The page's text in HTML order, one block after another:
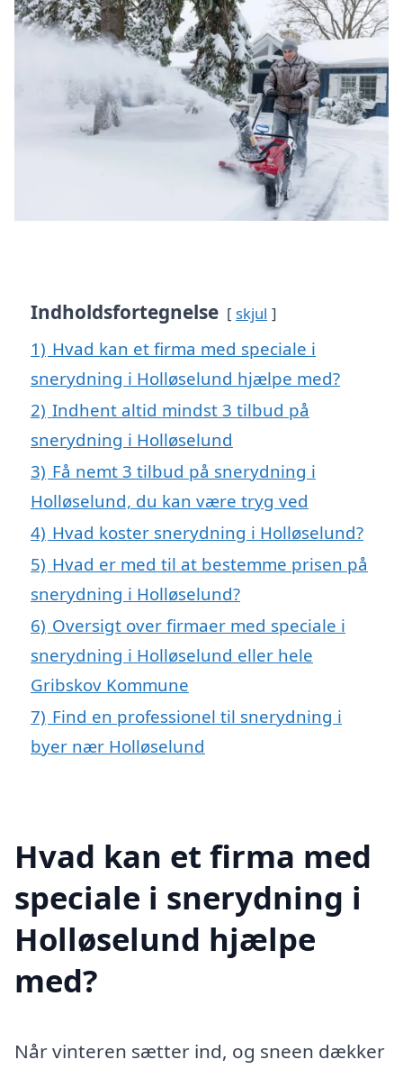
Indholdsfortegnelse skjul
1) Hvad kan et firma med speciale i
snerydning i Holløselund hjælpe med?
2) Indhent altid mindst 3 tilbud på
snerydning i Holløselund
3) Få nemt 3 tilbud på snerydning i
Holløselund, du kan være tryg ved
4) Hvad koster snerydning i Holløselund?
5) Hvad er med til at bestemme prisen på
snerydning i Holløselund?
6) Oversigt over firmaer med speciale i
snerydning i Holløselund eller hele
Gribskov Kommune
7) Find en professionel til snerydning i
byer nær Holløselund
Hvad kan et firma med
speciale i snerydning i
Holløselund hjælpe
med?
Når vinteren sætter ind, og sneen dækker